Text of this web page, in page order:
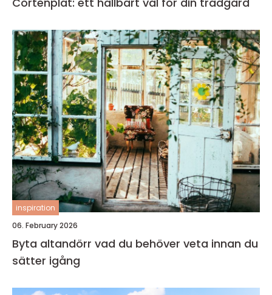
inspiration
06. February 2026
Byta altandörr vad du behöver veta innan du
sätter igång